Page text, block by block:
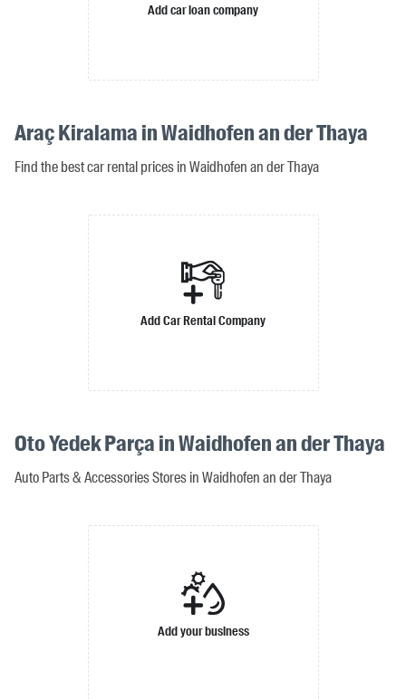
Add car loan company
Araç Kiralama in Waidhofen an der Thaya
Find the best car rental prices in Waidhofen an der Thaya
Add Car Rental Company
Oto Yedek Parça in Waidhofen an der Thaya
Auto Parts & Accessories Stores in Waidhofen an der Thaya
Add your business